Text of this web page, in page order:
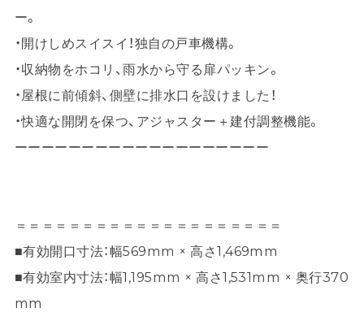
ー。
・開けしめスイスイ！独自の戸車機構。
・収納物をホコリ、雨水から守る扉パッキン。
・屋根に前傾斜、側壁に排水口を設けました！
・快適な開閉を保つ、アジャスター＋建付調整機能。
ーーーーーーーーーーーーーーーーーーー
＝＝＝＝＝＝＝＝＝＝＝＝＝＝＝＝＝＝＝＝
■有効開口寸法：幅569mm × 高さ1,469mm
■有効室内寸法：幅1,195mm × 高さ1,531mm × 奥行370
mm